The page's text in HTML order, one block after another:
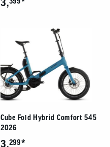
3, *
Cube Fold Hybrid Comfort 545
2026
3,299